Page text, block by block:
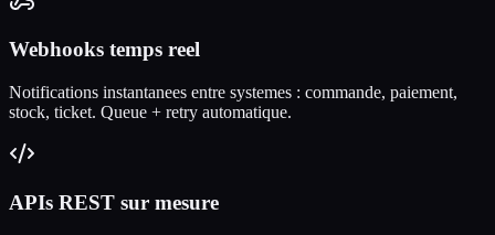
Webhooks temps reel
Notifications instantanees entre systemes : commande, paiement,
stock, ticket. Queue + retry automatique.
APIs REST sur mesure